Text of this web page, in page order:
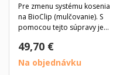
Pre zmenu systému kosenia
na BioClip (mulčovanie). S
pomocou tejto súpravy je
49,70 €
Na objednávku